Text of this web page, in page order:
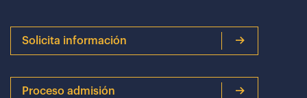
Solicita información
Proceso admisión